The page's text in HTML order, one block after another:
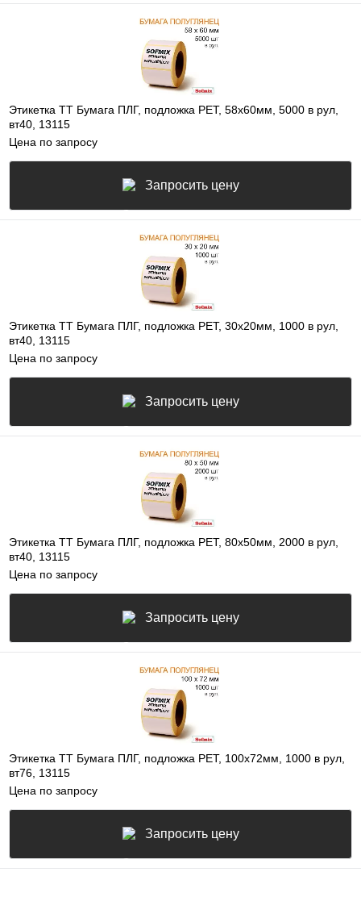
Этикетка ТТ Бумага ПЛГ, подложка РЕТ, 58х60мм, 5000 в рул,
вт40, 13115
Цена по запросу
Запросить цену
Этикетка ТТ Бумага ПЛГ, подложка РЕТ, 30х20мм, 1000 в рул,
вт40, 13115
Цена по запросу
Запросить цену
Этикетка ТТ Бумага ПЛГ, подложка РЕТ, 80х50мм, 2000 в рул,
вт40, 13115
Цена по запросу
Запросить цену
Этикетка ТТ Бумага ПЛГ, подложка РЕТ, 100х72мм, 1000 в рул,
вт76, 13115
Цена по запросу
Запросить цену